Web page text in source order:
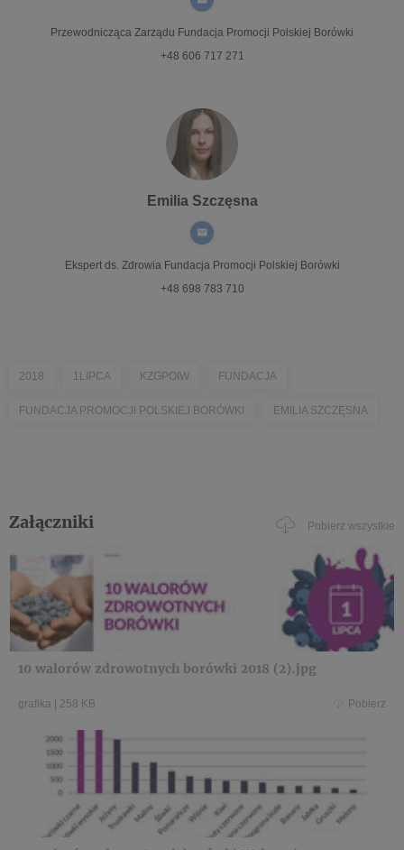
Przewodnicząca Zarządu Fundacja Promocji Polskiej Borówki
+48 606 717 271
Emilia Szczęsna
Ekspert ds. Zdrowia Fundacja Promocji Polskiej Borówki
+48 698 783 710
2018 1LIPCA KZGPOIW FUNDACJA
FUNDACJA PROMOCJI POLSKIEJ BORÓWKI EMILIA SZCZĘSNA
Załączniki Pobierz wszystkie
10 walorów zdrowotnych borówki 2018 (2).jpg
grafika 258 KB Pobierz